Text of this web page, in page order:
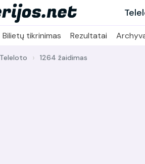
Bilietų tikrinimas Rezultatai
Teleloto 1264 žaidimas